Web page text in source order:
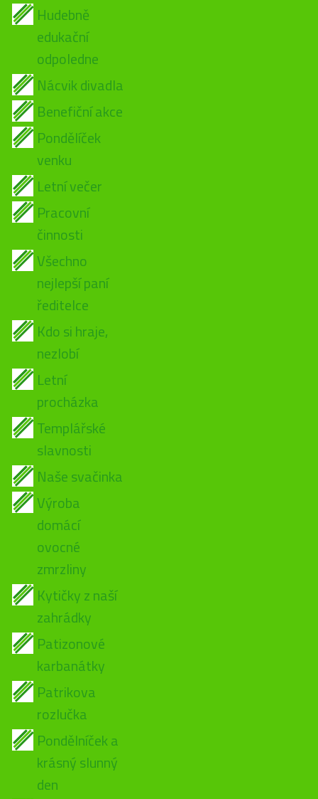
Hudebně
edukační
odpoledne
Nácvik divadla
Benefiční akce
Pondělíček
venku
Letní večer
Pracovní
činnosti
Všechno
nejlepší paní
ředitelce
Kdo si hraje,
nezlobí
Letní
procházka
Templářské
slavnosti
Naše svačinka
Výroba
domácí
ovocné
zmrzliny
Kytičky z naší
zahrádky
Patizonové
karbanátky
Patrikova
rozlučka
Pondělníček a
krásný slunný
den